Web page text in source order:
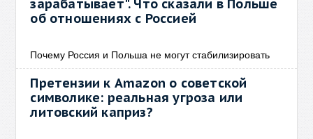
зарабатывает". Что сказали в Польше
об отношениях с Россией
Почему Россия и Польша не могут стабилизировать
Претензии к Amazon о советской
символике: реальная угроза или
литовский каприз?